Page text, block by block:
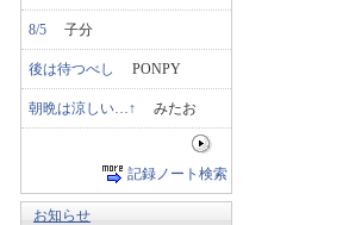
8/5 子分
後は待つべし PONPY
朝晩は涼しい…↑ みたお
記録ノート検索
お知らせ